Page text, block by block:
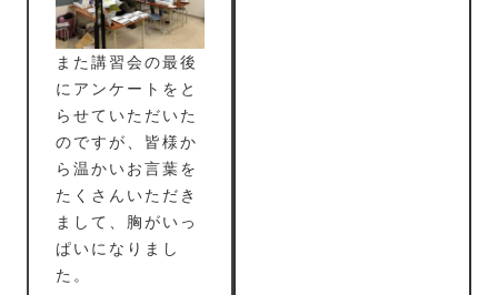
また講習会の最後
にアンケートをと
らせていただいた
のですが、皆様か
ら温かいお言葉を
たくさんいただき
まして、胸がいっ
ぱいになりまし
た。